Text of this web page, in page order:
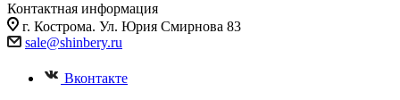
Контактная информация
г. Кострома. Ул. Юрия Смирнова 83
sale@shinbery.ru
Вконтакте